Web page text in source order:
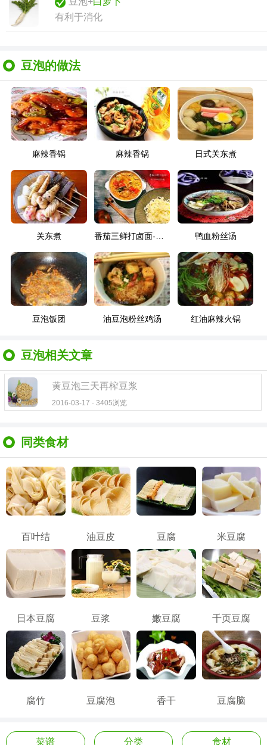
有利于消化
豆泡的做法
麻辣香锅 麻辣香锅 日式关东煮
关东煮 番茄三鲜打卤面-自制手擀面 鸭血粉丝汤
豆泡饭团 油豆泡粉丝鸡汤 红油麻辣火锅
豆泡相关文章
黄豆泡三天再榨豆浆
2016-03-17 · 3405浏览
同类食材
百叶结 油豆皮 豆腐 米豆腐
日本豆腐 豆浆 嫩豆腐 千页豆腐
腐竹 豆腐泡 香干 豆腐脑
菜谱 分类 食材